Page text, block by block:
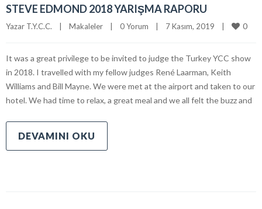
STEVE EDMOND 2018 YARIŞMA RAPORU
Yazar T.Y.C.C. Makaleler 0 Yorum 7 Kasım, 2019 0
It was a great privilege to be invited to judge the Turkey YCC show
in 2018. I travelled with my fellow judges René Laarman, Keith
Williams and Bill Mayne. We were met at the airport and taken to our
hotel. We had time to relax, a great meal and we all felt the buzz and
DEVAMINI OKU